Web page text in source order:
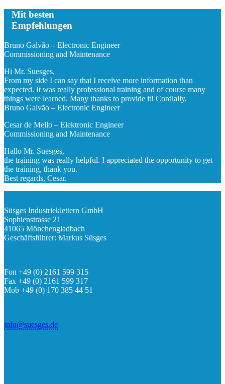
Mit besten
Empfehlungen
Bruno Galvão – Electronic Engineer
Commissioning and Maintenance
Hi Mr. Suesges,
From my side I can say that I receive more information than
expected. It was really professional training and of course many
things were learned. Many thanks to provide it! Cordially,
Bruno Galvão – Electronic Engineer
Cesar de Mello – Elektronic Engineer
Commissioning and Maintenance
Hallo Mr. Suesges,
the training was really helpful. I appreciated the opportunity to get
the training, thank you.
Best regards, Cesar.
Süsges Industrieklettern GmbH
Sophienstrasse 21
41065 Mönchengladbach
Geschäftsführer: Markus Süsges
Fon +49 (0) 2161 599 315
Fax +49 (0) 2161 599 317
Mob +49 (0) 170 385 44 51
info@suesges.de